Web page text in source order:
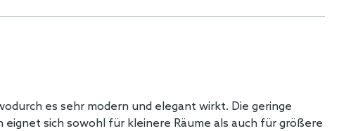
es sehr modern und elegant wirkt. Die geringe
sich sowohl für kleinere Räume als auch für größere